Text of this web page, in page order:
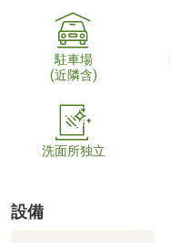
駐車場
(近隣含)
洗面所独立
設備